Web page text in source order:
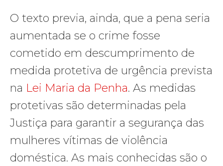
O texto previa, ainda, que a pena seria
aumentada se o crime fosse
cometido em descumprimento de
medida protetiva de urgência prevista
na Lei Maria da Penha. As medidas
protetivas são determinadas pela
Justiça para garantir a segurança das
mulheres vítimas de violência
doméstica. As mais conhecidas são o